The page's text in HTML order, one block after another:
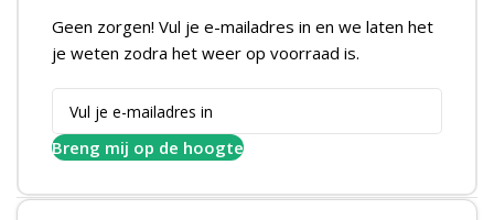
Geen zorgen! Vul je e-mailadres in en we laten het
je weten zodra het weer op voorraad is.
Breng mij op de hoogte